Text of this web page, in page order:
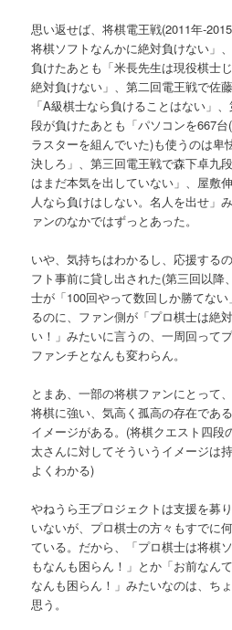
思い返せば、将棋電王戦(2011年-
将棋ソフトなんかに絶対負けない」
負けたあとも「米長先生は現役棋士
絶対負けない」、第二回電王戦で佐
「A級棋士なら負けることはない」
段が負けたあとも「パソコンを667
ラスターを組んでいた)も使うのは卑
決しろ」、第三回電王戦で森下卓九
はまだ本気を出していない」、屋敷
人なら負けはしない。名人を出せ」
ァンのなかではずっとあった。
いや、気持ちはわかるし、応援する
フト事前に貸し出された(第三回以降
士が「100回やって数回しか勝てな
るのに、ファン側が「プロ棋士は絶
い！」みたいに言うの、一周回って
ファンチとなんも変わらん。
とまあ、一部の将棋ファンにとって
将棋に強い、気高く孤高の存在であ
イメージがある。(将棋クエスト四段
太さんに対してそういうイメージは
よくわかる)
やねうら王プロジェクトは支援を募
いないが、プロ棋士の方々もすでに
ている。だから、「プロ棋士は将棋
もなんも困らん！」とか「お前なん
なんも困らん！」みたいなのは、ち
思う。